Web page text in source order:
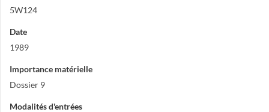
5W124
Date
1989
Importance matérielle
Dossier 9
Modalités d'entrées